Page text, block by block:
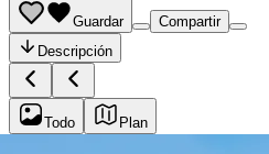
Guardar
Compartir
Descripción
Todo Plan